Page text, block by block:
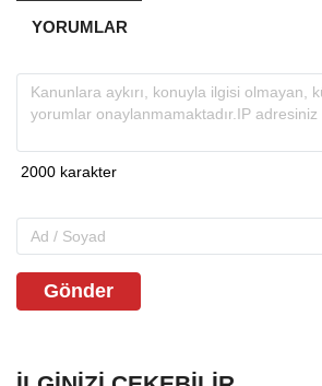
YORUMLAR
Gönder